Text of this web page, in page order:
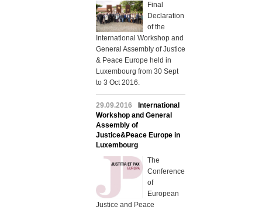
Final
Declaration
of the
International Workshop and
General Assembly of Justice
& Peace Europe held in
Luxembourg from 30 Sept
to 3 Oct 2016.
29.09.2016
International
Workshop and General
Assembly of
Justice&Peace Europe in
Luxembourg
The
Conference
of
European
Justice and Peace